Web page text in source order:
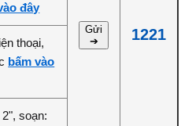
Gửi
➔
1221
đây
thoại,
bấm vào
soạn: